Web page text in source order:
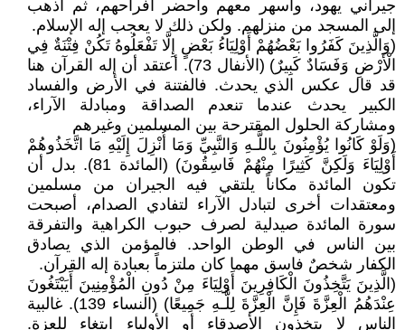
جيراني يهود، وأسهر معهم وأحضر أفراحهم، ثم أذهب
إلى المسجد من منزلهم. ولكن ذلك لا يعجب إله الإسلام.
(وَالَّذِينَ كَفَرُوا بَعْضُهُمْ أَوْلِيَاءُ بَعْضٍ إِلَّا تَفْعَلُوهُ تَكُنْ فِتْنَةٌ فِي
الْأَرْضِ وَفَسَادٌ كَبِيرٌ) (الأنفال 73). أعتقد أن إله القرآن هنا
قد قال عكس الذي يحدث. فالفتنة في الأرض والفساد
الكبير يحدث عندما تنعدم الصداقة ومبادلة الآراء،
ومشاركة الحلول المقترحة بين المسلمين وغيرهم
(وَلَوْ كَانُوا يُؤْمِنُونَ بِاللَّـهِ وَالنَّبِيِّ وَمَا أُنْزِلَ إِلَيْهِ مَا اتَّخَذُوهُمْ
أَوْلِيَاءَ وَلَكِنَّ كَثِيرًا مِنْهُمْ فَاسِقُونَ) (المائدة 81). بدل أن
تكون المائدة مكاناً يلتقي فيه الجيران من مسلمين
ومعتقدات أخرى لتبادل الآراء لتفادي الصدام، أصبحت
سورة المائدة صيدلية لصرف حبوب الكراهية والتفرقة
بين الناس في الوطن الواحد. فالمؤمن الذي يصادق
الكفار شخصٌ فاسق مهما كان ملتزماً بعبادة إله القرآن.
(الَّذِينَ يَتَّخِذُونَ الْكَافِرِينَ أَوْلِيَاءَ مِنْ دُونِ الْمُؤْمِنِينَ أَيَبْتَغُونَ
عِنْدَهُمُ الْعِزَّةَ فَإِنَّ الْعِزَّةَ لِلَّـهِ جَمِيعًا) (النساء 139). غالبية
الناس لا يتخذون الأصدقاء أو الأولياء ابتغاء للعزة.